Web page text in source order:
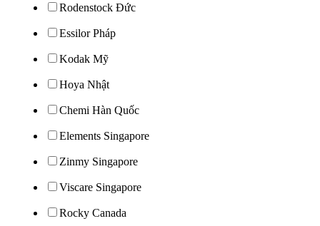
Rodenstock Đức
Essilor Pháp
Kodak Mỹ
Hoya Nhật
Chemi Hàn Quốc
Elements Singapore
Zinmy Singapore
Viscare Singapore
Rocky Canada